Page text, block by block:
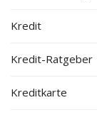
Kredit
Kredit-Ratgeber
Kreditkarte